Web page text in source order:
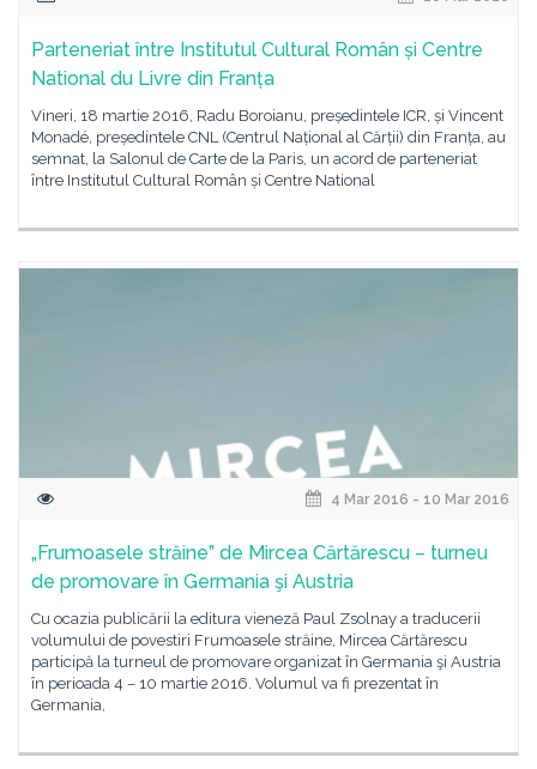
Parteneriat între Institutul Cultural Român și Centre
National du Livre din Franța
Vineri, 18 martie 2016, Radu Boroianu, președintele ICR, și Vincent
Monadé, președintele CNL (Centrul Național al Cărții) din Franța, au
semnat, la Salonul de Carte de la Paris, un acord de parteneriat
între Institutul Cultural Român și Centre National
4 Mar 2016 - 10 Mar 2016
„Frumoasele străine” de Mircea Cărtărescu – turneu
de promovare în Germania şi Austria
Cu ocazia publicării la editura vieneză Paul Zsolnay a traducerii
volumului de povestiri Frumoasele străine, Mircea Cărtărescu
participă la turneul de promovare organizat în Germania şi Austria
în perioada 4 – 10 martie 2016. Volumul va fi prezentat în
Germania,